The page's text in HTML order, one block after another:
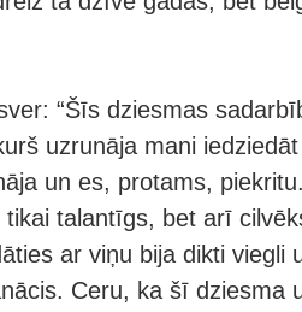
“Šīs dziesmas
uzrunāja mani
un es, protams,
talantīgs, bet arī
ar viņu bija dikti viegli
Ceru, ka šī dziesma